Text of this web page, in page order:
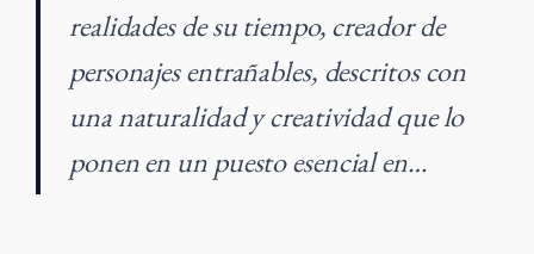
realidades de su tiempo, creador de
personajes entrañables, descritos con
una naturalidad y creatividad que lo
ponen en un puesto esencial en…